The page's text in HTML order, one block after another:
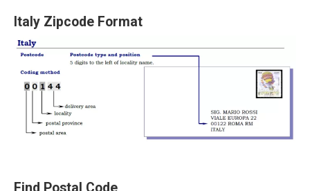
Italy Zipcode Format